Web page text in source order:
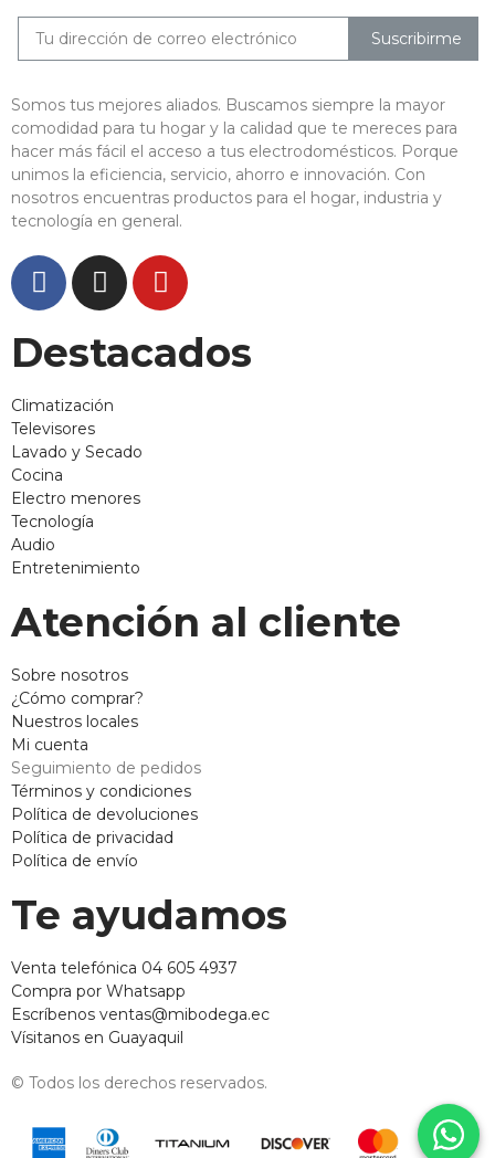
Suscribirme
Somos tus mejores aliados. Buscamos siempre la mayor
comodidad para tu hogar y la calidad que te mereces para
hacer más fácil el acceso a tus electrodomésticos. Porque
unimos la eficiencia, servicio, ahorro e innovación. Con
nosotros encuentras productos para el hogar, industria y
tecnología en general.
Destacados
Climatización
Televisores
Lavado y Secado
Cocina
Electro menores
Tecnología
Audio
Entretenimiento
Atención al cliente
Sobre nosotros
¿Cómo comprar?
Nuestros locales
Mi cuenta
Seguimiento de pedidos
Términos y condiciones
Política de devoluciones
Política de privacidad
Política de envío
Te ayudamos
Venta telefónica 04 605 4937
Compra por Whatsapp
Escríbenos ventas@mibodega.ec
Vísitanos en Guayaquil
© Todos los derechos reservados.